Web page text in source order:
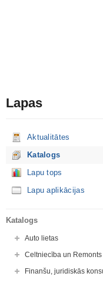
Lapas
Aktualitātes
Katalogs
Lapu tops
Lapu aplikācijas
Katalogs
Auto lietas
Celtniecība un Remonts
Finanšu, juridiskās